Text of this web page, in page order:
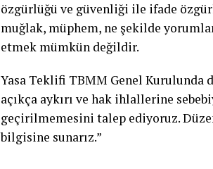
özgürlüğü ve güvenliği ile ifade
muğlak, müphem, ne şekilde
etmek mümkün değildir.
Yasa Teklifi TBMM Genel
açıkça aykırı ve hak ihlallerine
geçirilmemesini talep ediyoruz.
bilgisine sunarız.”